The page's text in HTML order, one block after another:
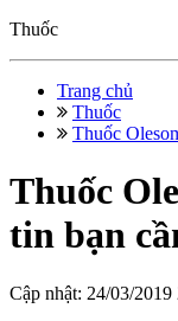
Thuốc
Trang chủ
Thuốc
Thuốc
Thuốc
tin bạn
Cập nhật: 24/03/2019